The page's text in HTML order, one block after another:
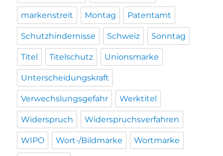
markenstreit Montag Patentamt
Schutzhindernisse Schweiz Sonntag
Titel Titelschutz Unionsmarke
Unterscheidungskraft
Verwechslungsgefahr Werktitel
Widerspruch Widerspruchsverfahren
WIPO Wort-/Bildmarke Wortmarke